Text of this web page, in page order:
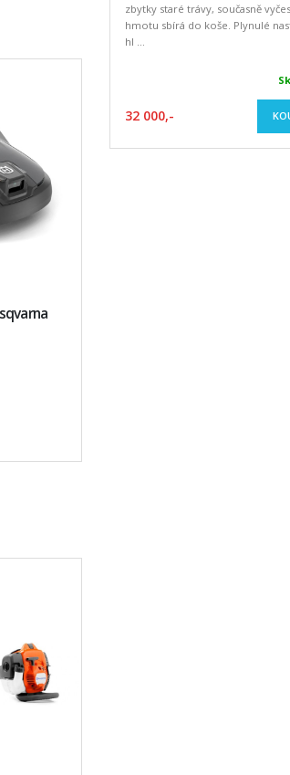
zbytky staré trávy, současně
hmotu sbírá do koše. Plynulé
hl ...
32 000,-